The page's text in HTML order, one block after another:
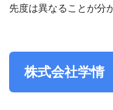
先度は異なることが分
株式会社学情